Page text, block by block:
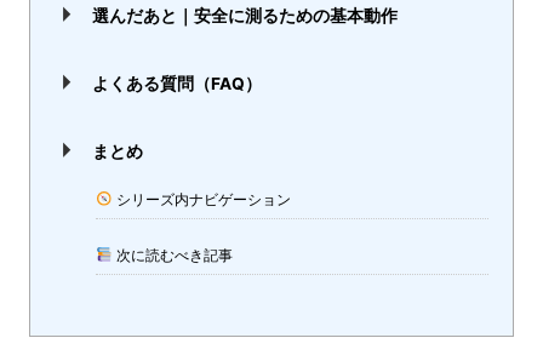
選んだあと｜安全に測るための基本動作
よくある質問（FAQ）
まとめ
シリーズ内ナビゲーション
次に読むべき記事